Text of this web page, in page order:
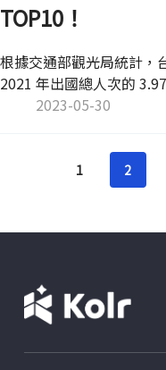
TOP10！
根據交通部觀光局統計，
2021 年出國總人次的
眾旅遊的熱門首選，不少
過獨家 AI 網紅資料庫，
書，內容包含「 TOP 10
熱門景點」、「海外旅遊
造更精準的觀光行銷策略
2023-05-30
1 2